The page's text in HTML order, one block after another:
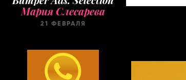
Мария Слесарева
21 ФЕВРАЛЯ